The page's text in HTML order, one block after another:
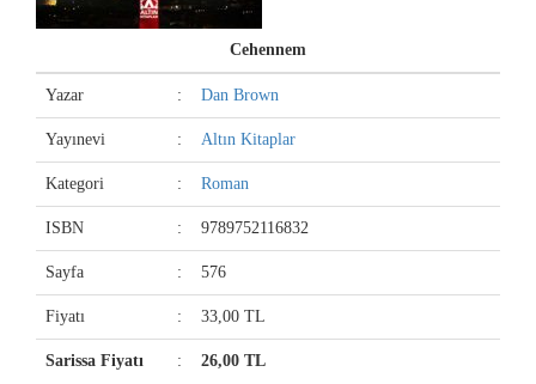
Cehennem
Yazar : Dan Brown
Yayınevi : Altın Kitaplar
Kategori : Roman
ISBN : 9789752116832
Sayfa : 576
Fiyatı : 33,00 TL
Sarissa Fiyatı : 26,00 TL